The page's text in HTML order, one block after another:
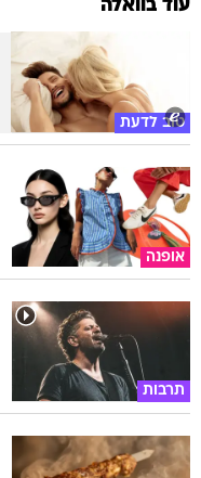
עוד בוואלה
טוב לדעת
אופנה
תרבות